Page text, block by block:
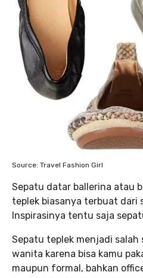
Source: Travel Fashion Girl
Sepatu datar ballerina atau
teplek biasanya terbuat dari
Inspirasinya tentu saja
Sepatu teplek menjadi
wanita karena bisa kamu
maupun formal, bahkan